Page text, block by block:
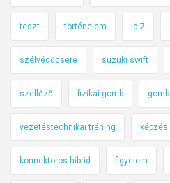
teszt történelem id.7
szélvédőcsere suzuki swift
szellőző fizikai gomb gomb
vezetéstechnikai tréning képzés
konnektoros hibrid figyelem